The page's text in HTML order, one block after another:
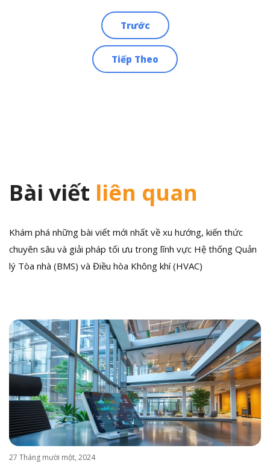
Trước
Tiếp Theo
Bài viết liên quan
Khám phá những bài viết mới nhất về xu hướng, kiến thức
chuyên sâu và giải pháp tối ưu trong lĩnh vực Hệ thống Quản
lý Tòa nhà (BMS) và Điều hòa Không khí (HVAC)
27 Tháng mười một, 2024